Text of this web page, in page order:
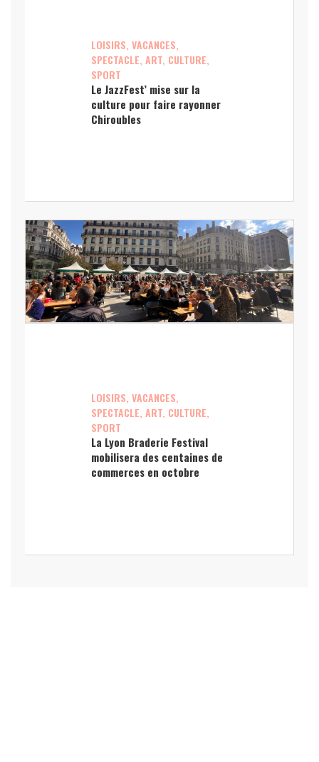
LOISIRS, VACANCES,
SPECTACLE, ART, CULTURE,
SPORT
Le JazzFest’ mise sur la
culture pour faire rayonner
Chiroubles
LOISIRS, VACANCES,
SPECTACLE, ART, CULTURE,
SPORT
La Lyon Braderie Festival
mobilisera des centaines de
commerces en octobre